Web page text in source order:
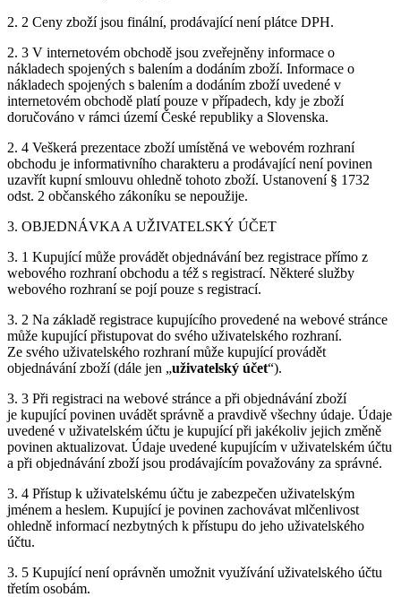
2. 2 Ceny zboží jsou finální, prodávající není plátce DPH.
2. 3 V internetovém obchodě jsou zveřejněny informace o
nákladech spojených s balením a dodáním zboží. Informace o
nákladech spojených s balením a dodáním zboží uvedené v
internetovém obchodě platí pouze v případech, kdy je zboží
doručováno v rámci území České republiky a Slovenska.
2. 4 Veškerá prezentace zboží umístěná ve webovém rozhraní
obchodu je informativního charakteru a prodávající není povinen
uzavřít kupní smlouvu ohledně tohoto zboží. Ustanovení § 1732
odst. 2 občanského zákoníku se nepoužije.
3. OBJEDNÁVKA A UŽIVATELSKÝ ÚČET
3. 1 Kupující může provádět objednávání bez registrace přímo z
webového rozhraní obchodu a též s registrací. Některé služby
webového rozhraní se pojí pouze s registrací.
3. 2 Na základě registrace kupujícího provedené na webové stránce
může kupující přistupovat do svého uživatelského rozhraní.
Ze svého uživatelského rozhraní může kupující provádět
objednávání zboží (dále jen „uživatelský účet“).
3. 3 Při registraci na webové stránce a při objednávání zboží
je kupující povinen uvádět správně a pravdivě všechny údaje. Údaje
uvedené v uživatelském účtu je kupující při jakékoliv jejich změně
povinen aktualizovat. Údaje uvedené kupujícím v uživatelském účtu
a při objednávání zboží jsou prodávajícím považovány za správné.
3. 4 Přístup k uživatelskému účtu je zabezpečen uživatelským
jménem a heslem. Kupující je povinen zachovávat mlčenlivost
ohledně informací nezbytných k přístupu do jeho uživatelského
účtu.
3. 5 Kupující není oprávněn umožnit využívání uživatelského účtu
třetím osobám.